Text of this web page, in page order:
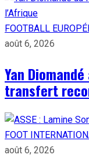
FOOTBALL
août 6, 2026
Yan
transfert
FOOT
août 6, 2026